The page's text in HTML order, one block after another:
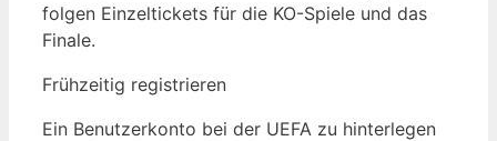
folgen Einzeltickets für die KO-Spiele und das
Finale.
Frühzeitig registrieren
Ein Benutzerkonto bei der UEFA zu hinterlegen